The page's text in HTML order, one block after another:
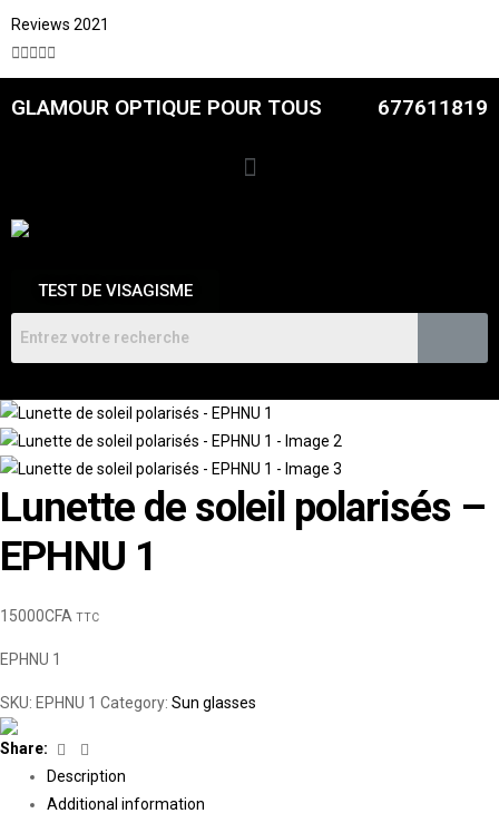
Reviews 2021

GLAMOUR OPTIQUE POUR TOUS 677611819
TEST DE VISAGISME
Lunette de soleil polarisés –
EPHNU 1
15000CFA TTC
EPHNU 1
SKU: EPHNU 1 Category: Sun glasses
Share: Facebook
Description
Additional information